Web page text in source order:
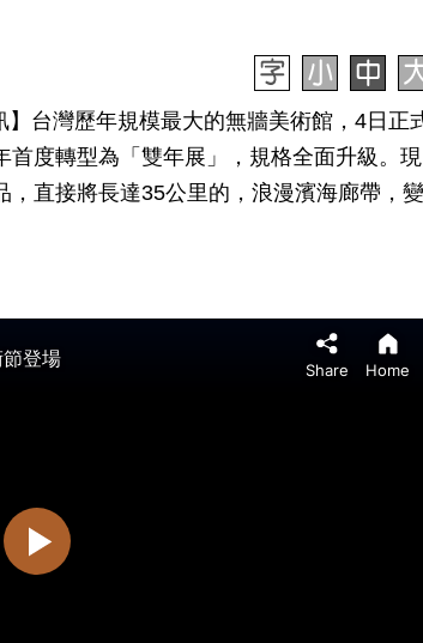
】台灣歷年規模最大的無牆美術館，4日正
首度轉型為「雙年展」，規格全面升級。現
直接將長達35公里的，浪漫濱海廊帶，變